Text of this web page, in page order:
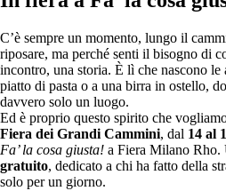
C’è sempre un momento, lungo il
riposare, ma perché senti il bisogno di
incontro, una storia. È lì che nascono
piatto di pasta o a una birra in ostello,
davvero solo un luogo.
Ed è proprio questo spirito che
Fiera dei Grandi Cammini, dal 14 al
Fa’ la cosa giusta! a Fiera Milano Rho.
gratuito, dedicato a chi ha fatto della
solo per un giorno.